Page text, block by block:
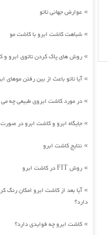
» عوارض جهانی تاتو
» شباهت کاشت ابرو با کاشت مو
» روش های پاک کردن تاتوی ابرو و
»آیا تاتو باعث از بین رفتن موهای
» در مورد کاشت ابروی طبیعی چه می
» جایگاه ابرو و کاشت ابرو در صورت
» نتایج کاشت ابرو
» روش FIT در کاشت ابرو
»آیا بعد از کاشت ابرو امکان رنگ
دارد؟
» کاشت ابرو چه فوایدی دارد؟